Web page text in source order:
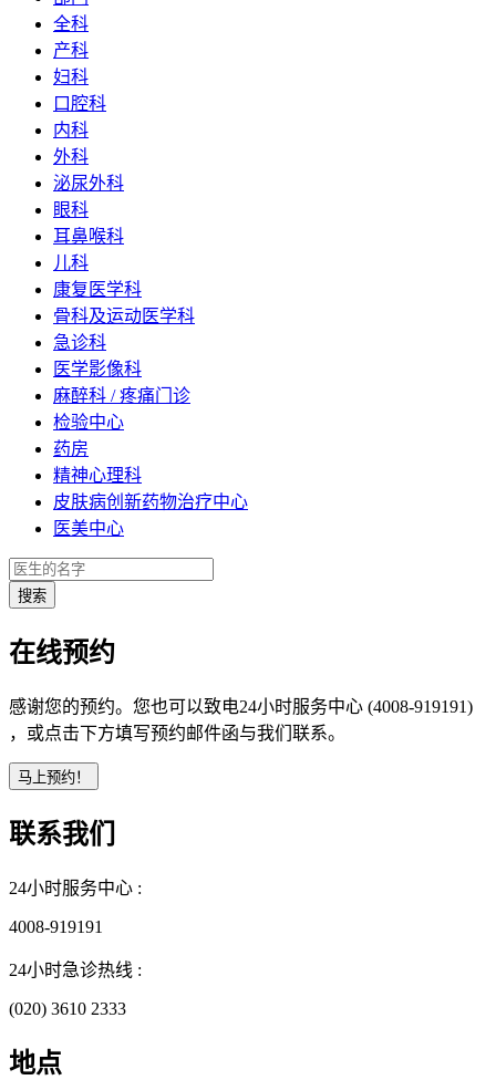
全科
产科
妇科
口腔科
内科
外科
泌尿外科
眼科
耳鼻喉科
儿科
康复医学科
骨科及运动医学科
急诊科
医学影像科
麻醉科 / 疼痛门诊
检验中心
药房
精神心理科
皮肤病创新药物治疗中心
医美中心
在线预约
感谢您的预约。您也可以致电24小时服务中心 (4008-919191)
，或点击下方填写预约邮件函与我们联系。
联系我们
24小时服务中心 :
4008-919191
24小时急诊热线 :
(020) 3610 2333
地点